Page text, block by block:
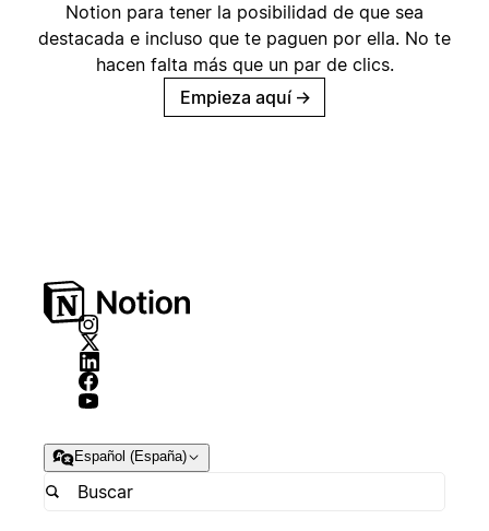
Notion para tener la posibilidad de que sea
destacada e incluso que te paguen por ella. No te
hacen falta más que un par de clics.
Empieza aquí →
Español (España)